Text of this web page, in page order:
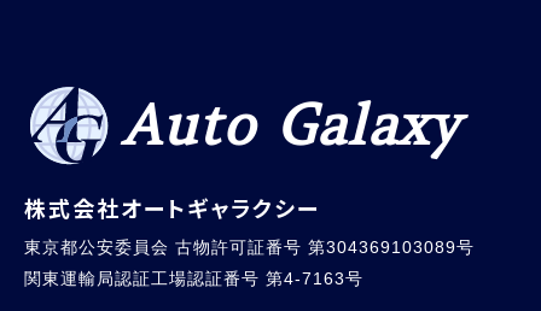
Auto Galaxy
株式会社オートギャラクシー
東京都公安委員会 古物許可証番号 第304369103089号
関東運輸局認証工場認証番号 第4-7163号